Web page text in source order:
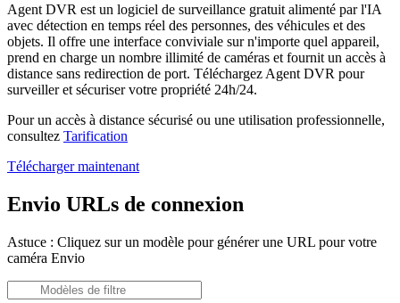
Agent DVR est un logiciel de surveillance gratuit alimenté par l'IA
avec détection en temps réel des personnes, des véhicules et des
objets. Il offre une interface conviviale sur n'importe quel appareil,
prend en charge un nombre illimité de caméras et fournit un accès à
distance sans redirection de port. Téléchargez Agent DVR pour
surveiller et sécuriser votre propriété 24h/24.
Pour un accès à distance sécurisé ou une utilisation professionnelle,
consultez Tarification
Télécharger maintenant
Envio URLs de connexion
Astuce : Cliquez sur un modèle pour générer une URL pour votre
caméra Envio